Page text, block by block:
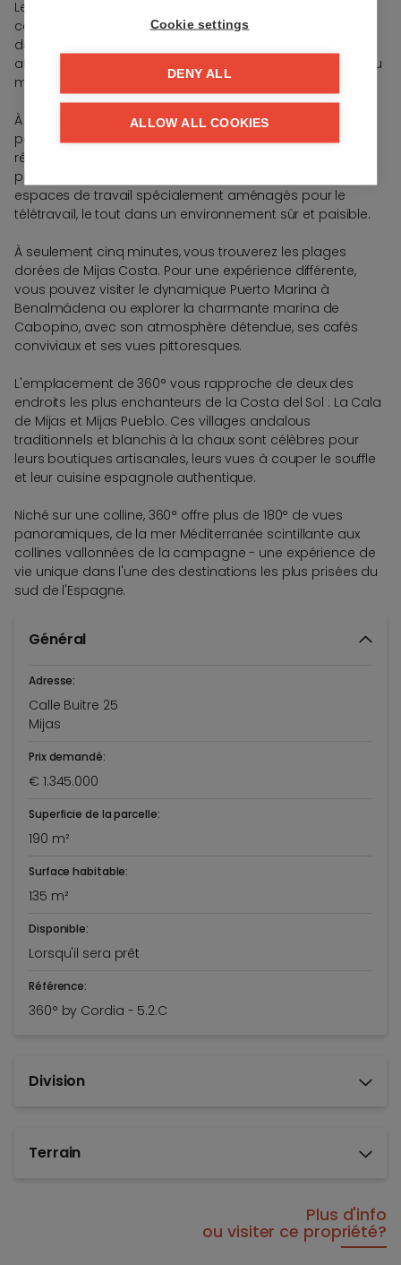
Les intérieurs spacieux et les terrasses ensoleillées
capturent l'essence de la vie méditerranéenne. Chaque
détail, de la disposition ouverte à la lumière naturelle
abondante, est soigneusement conçu pour accentuer au
maximum la vue sur la mer et les montagnes.
À 360°, la vie moderne est redéfinie par une combinaison
parfaite de détente, de bien-être et de commodité. Les
résidents peuvent profiter d'un cocktail au bord de la
piscine, pratiquer le yoga dans les jardins ou utiliser des
espaces de travail spécialement aménagés pour le
télétravail, le tout dans un environnement sûr et paisible.
À seulement cinq minutes, vous trouverez les plages
dorées de Mijas Costa. Pour une expérience différente,
vous pouvez visiter le dynamique Puerto Marina à
Benalmádena ou explorer la charmante marina de
Cabopino, avec son atmosphère détendue, ses cafés
conviviaux et ses vues pittoresques.
L'emplacement de 360° vous rapproche de deux des
endroits les plus enchanteurs de la Costa del Sol : La Cala
de Mijas et Mijas Pueblo. Ces villages andalous
traditionnels et blanchis à la chaux sont célèbres pour
leurs boutiques artisanales, leurs vues à couper le souffle
et leur cuisine espagnole authentique.
Niché sur une colline, 360° offre plus de 180° de vues
panoramiques, de la mer Méditerranée scintillante aux
collines vallonnées de la campagne - une expérience de
vie unique dans l'une des destinations les plus prisées du
sud de l'Espagne.
Général
Adresse:
Calle Buitre 25
Mijas
Prix demandé:
€ 1.345.000
Superficie de la parcelle:
190 m²
Surface habitable:
135 m²
Disponible:
Lorsqu'il sera prêt
Référence:
360° by Cordia - 5.2.C
Division
Terrain
Plus d'info
ou visiter ce propriété?
Cookie settings
DENY ALL
ALLOW ALL COOKIES